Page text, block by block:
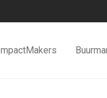
ImpactMakers